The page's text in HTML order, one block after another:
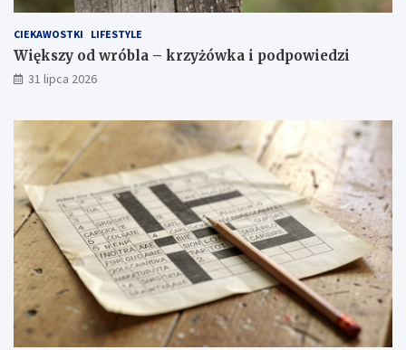
CIEKAWOSTKI LIFESTYLE
Większy od wróbla – krzyżówka i podpowiedzi
31 lipca 2026